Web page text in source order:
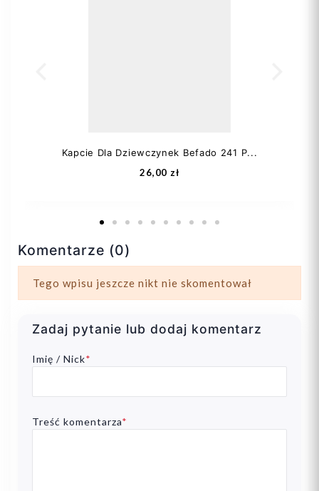
Kapcie Dla Dziewczynek Befado 241 P...
26,00 zł
Dodaj do koszyka
Komentarze (0)
Tego wpisu jeszcze nikt nie skomentował
Zadaj pytanie lub dodaj komentarz
Imię / Nick*
Treść komentarza*